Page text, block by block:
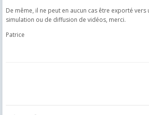
De même, il ne peut en aucun cas être exporté vers
simulation ou de diffusion de vidéos, merci.
Patrice